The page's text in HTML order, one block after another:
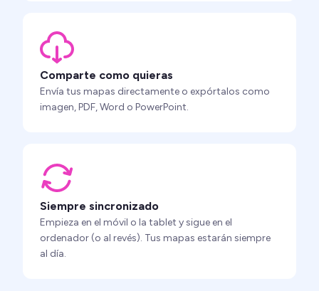
Comparte como quieras
Envía tus mapas directamente o expórtalos como
imagen, PDF, Word o PowerPoint.
Siempre sincronizado
Empieza en el móvil o la tablet y sigue en el
ordenador (o al revés). Tus mapas estarán siempre
al día.